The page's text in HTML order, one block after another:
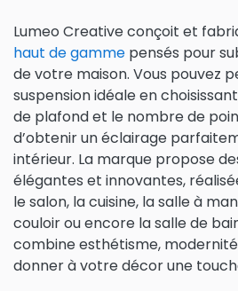
Lumeo Creative conçoit et
haut de gamme pensés pour
de votre maison. Vous pouvez
suspension idéale en
de plafond et le nombre de
d’obtenir un éclairage
intérieur. La marque propose
élégantes et innovantes,
le salon, la cuisine, la salle à
couloir ou encore la salle de
combine esthétisme,
donner à votre décor une